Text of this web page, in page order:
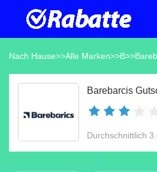
Nach Hause>>Alle Marken>>B>>
Durchschnittlich